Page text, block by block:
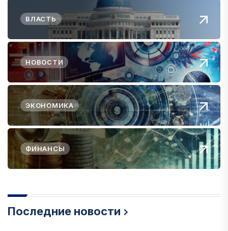
ВЛАСТЬ
НОВОСТИ
ЭКОНОМИКА
ФИНАНСЫ
Последние новости